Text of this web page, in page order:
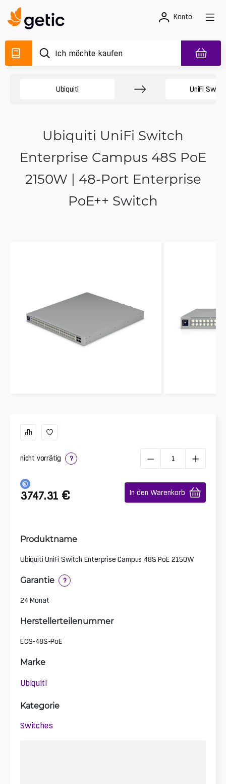
Konto
Ubiquiti UniFi
Ubiquiti UniFi Switch
Enterprise Campus 48S PoE
2150W | 48-Port Enterprise
PoE++ Switch
nicht vorrätig ?
3747.31 € In den Warenkorb
Produktname
Ubiquiti UniFi Switch Enterprise Campus 48S PoE 2150W
Garantie ?
24 Monat
Herstellerteilenummer
ECS-48S-PoE
Marke
Ubiquiti
Kategorie
Switches